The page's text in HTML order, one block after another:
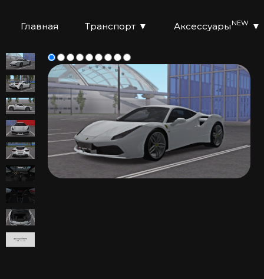
Главная Транспорт ▼ Аксессуары NEW ▼